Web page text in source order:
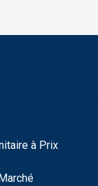
à Prix